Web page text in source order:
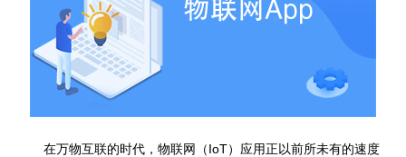
在万物互联的时代，物联网（IoT）应用正以前所未有的速度